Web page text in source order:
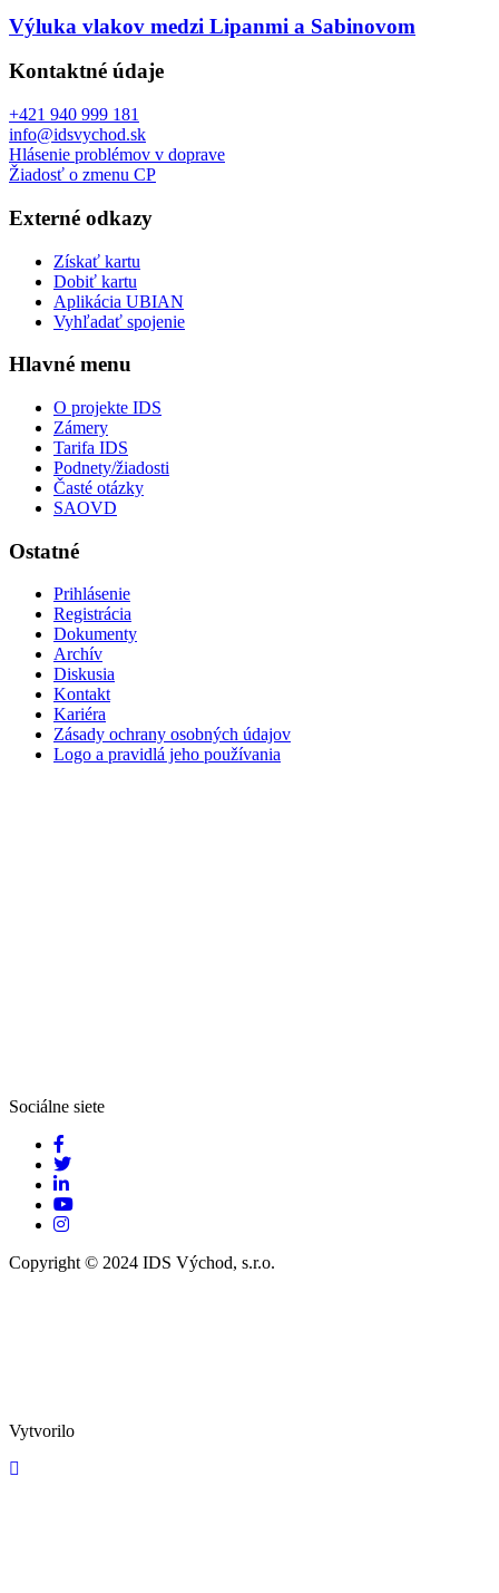
Výluka vlakov medzi Lipanmi a Sabinovom
Kontaktné údaje
+421 940 999 181
info@idsvychod.sk
Hlásenie problémov v doprave
Žiadosť o zmenu CP
Externé odkazy
Získať kartu
Dobiť kartu
Aplikácia UBIAN
Vyhľadať spojenie
Hlavné menu
O projekte IDS
Zámery
Tarifa IDS
Podnety/žiadosti
Časté otázky
SAOVD
Ostatné
Prihlásenie
Registrácia
Dokumenty
Archív
Diskusia
Kontakt
Kariéra
Zásady ochrany osobných údajov
Logo a pravidlá jeho používania
Sociálne siete
Copyright © 2024 IDS Východ, s.r.o.
Vytvorilo